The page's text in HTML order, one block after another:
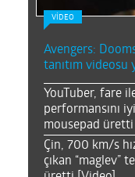
VİDEO
Avengers:
tanıtım videosu
YouTuber, fare
performansını
mousepad üretti
Çin, 700 km/s
çıkan “maglev”